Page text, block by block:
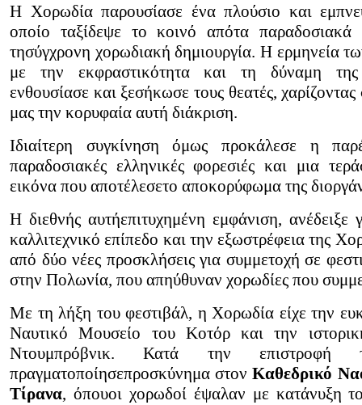
Η Χορωδία παρουσίασε ένα πλούσιο και
οποίο ταξίδεψε το κοινό απότα παραδοσιακά
τησύγχρονη χορωδιακή δημιουργία. Η ερμηνεία
με την εκφραστικότητα και τη δύναμη της
ενθουσίασε και ξεσήκωσε τους θεατές,
μας την κορυφαία αυτή διάκριση.
Ιδιαίτερη συγκίνηση όμως προκάλεσε η
παραδοσιακές ελληνικές φορεσιές και μια
εικόνα που αποτέλεσετο αποκορύφωμα της
Η διεθνής αυτήεπιτυχημένη εμφάνιση,
καλλιτεχνικό επίπεδο και την εξωστρέφεια της
από δύο νέες προσκλήσεις για συμμετοχή σε
στην Πολωνία, που απηύθυναν χορωδίες που
Με τη λήξη του φεστιβάλ, η Χορωδία είχε την
Ναυτικό Μουσείο του Κοτόρ και την
Ντουμπρόβνικ. Κατά την
πραγματοποίησεπροσκύνημα στονΚαθεδρικό
Τίρανα, όπουοι χορωδοί έψαλαν με κατάνυξη